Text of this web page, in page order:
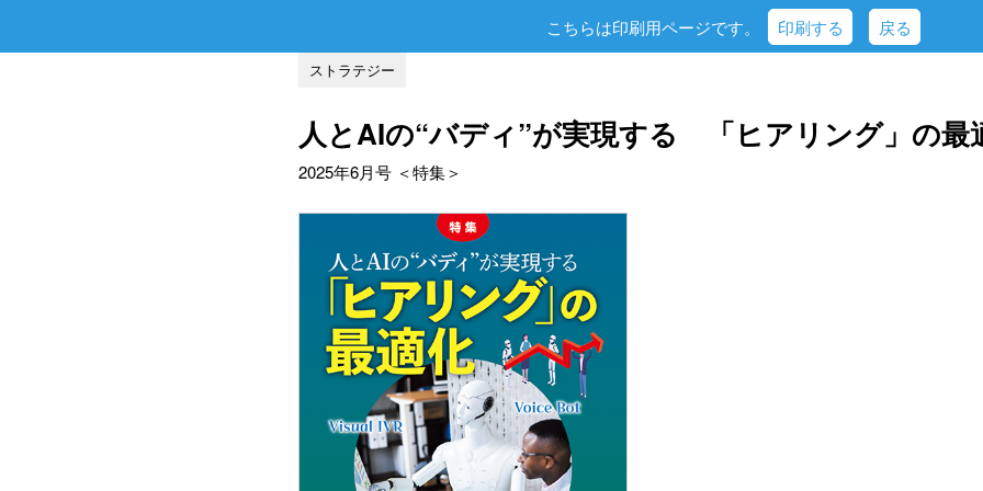
こちらは印刷用ページです。 印刷する 戻る
ストラテジー
人とAIの“バディ”が実現する 「ヒアリング」の最
2025年6月号 ＜特集＞